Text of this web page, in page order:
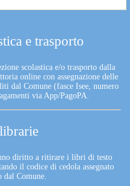
e trasporto
scolastica e/o trasporto dalla
online con assegnazione delle
dal Comune (fasce Isee, numero
via App/PagoPA.
diritto a ritirare i libri di testo
il codice di cedola assegnato
dal Comune.